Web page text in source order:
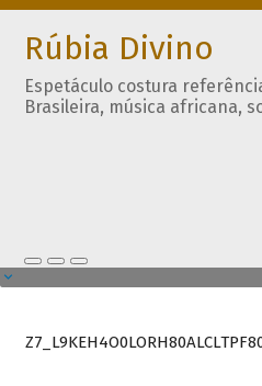
Rúbia Divino
Espetáculo costura
Brasileira, música africana,